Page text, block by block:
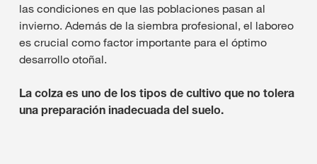
las condiciones en que las poblaciones pasan al
invierno. Además de la siembra profesional, el laboreo
es crucial como factor importante para el óptimo
desarrollo otoñal.
La colza es uno de los tipos de cultivo que no tolera
una preparación inadecuada del suelo.